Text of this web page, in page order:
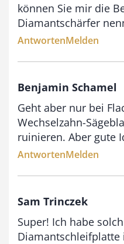
0
können Sie mir die
Diamantschärfer
AntwortenMelden
Benjamin Schamel
Geht aber nur bei
Wechselzahn-
ruinieren. Aber gute
AntwortenMelden
Sam Trinczek
Super! Ich habe
Diamantschleifplatte